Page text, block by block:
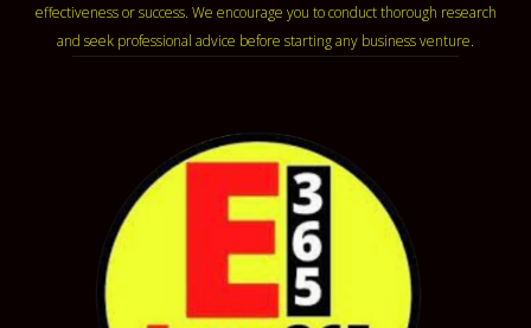
effectiveness or success. We encourage you to conduct thorough research
and seek professional advice before starting any business venture.